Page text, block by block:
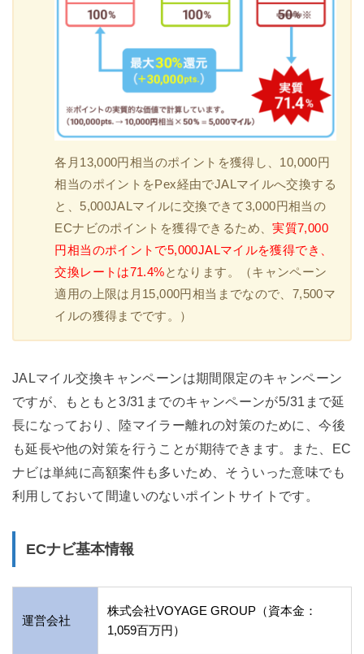
各月13,000円相当のポイントを獲得し、10,000円
相当のポイントをPex経由でJALマイルへ交換する
と、5,000JALマイルに交換できて3,000円相当の
ECナビのポイントを獲得できるため、実質7,000
円相当のポイントで5,000JALマイルを獲得でき、
交換レートは71.4%となります。（キャンペーン
適用の上限は月15,000円相当までなので、7,500マ
イルの獲得までです。）
JALマイル交換キャンペーンは期間限定のキャンペーン
ですが、もともと3/31までのキャンペーンが5/31まで延
長になっており、陸マイラー離れの対策のために、今後
も延長や他の対策を行うことが期待できます。また、EC
ナビは単純に高額案件も多いため、そういった意味でも
利用しておいて間違いのないポイントサイトです。
ECナビ基本情報
運営会社
株式会社VOYAGE GROUP（資本金：
1,059百万円）